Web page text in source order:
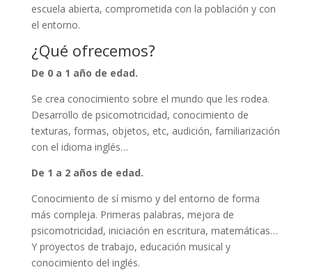
escuela abierta, comprometida con la población y con
el entorno.
¿Qué ofrecemos?
De 0 a 1 año de edad.
Se crea conocimiento sobre el mundo que les rodea.
Desarrollo de psicomotricidad, conocimiento de
texturas, formas, objetos, etc, audición, familiarización
con el idioma inglés…
De 1 a 2 años de edad.
Conocimiento de sí mismo y del entorno de forma
más compleja. Primeras palabras, mejora de
psicomotricidad, iniciación en escritura, matemáticas…
Y proyectos de trabajo, educación musical y
conocimiento del inglés.